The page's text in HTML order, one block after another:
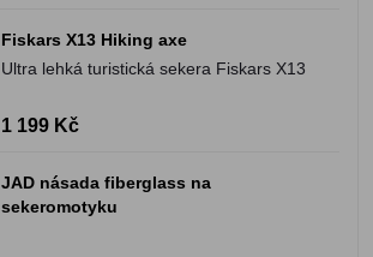
Fiskars X13 Hiking axe
Ultra lehká turistická sekera Fiskars X13
1 199 Kč
JAD násada fiberglass na
sekeromotyku